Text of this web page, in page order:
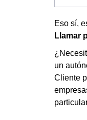
Eso sí,
Llamar
un
Cliente